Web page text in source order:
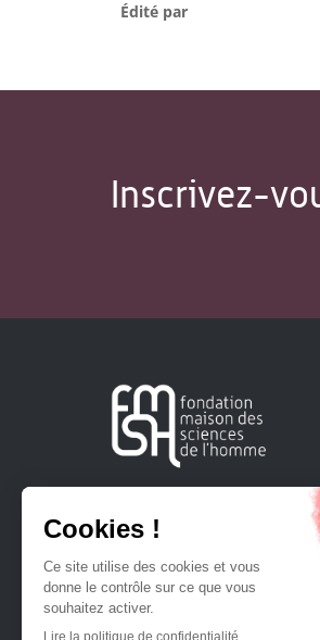
Édité par
Inscrivez-
Créée en 1963, la Fondation
soutient la recherche et la
sciences humaines et sociales.